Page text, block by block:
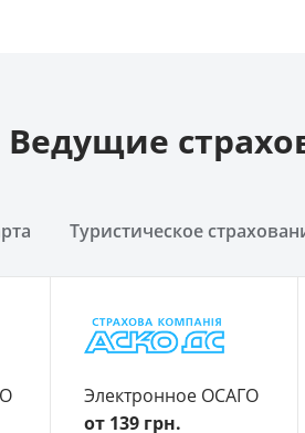
Ведущие
Туристическое
Электронное ОСАГО
от 139 грн.